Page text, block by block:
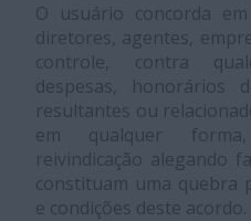
O usuário concorda
diretores, agentes,
controle, contra
despesas, honorários
resultantes ou
em qualquer
reivindicação alegando
constituam uma quebra
e condições deste acordo.